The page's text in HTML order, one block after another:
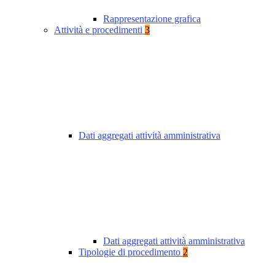
Rappresentazione grafica
Attività e procedimenti 3
Dati aggregati attività amministrativa
Dati aggregati attività amministrativa
Tipologie di procedimento 2